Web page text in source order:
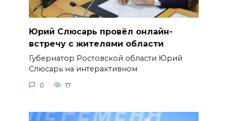
Юрий Слюсарь провёл онлайн-
встречу с жителями области
Губернатор Ростовской области Юрий
Слюсарь на интерактивном
0 17